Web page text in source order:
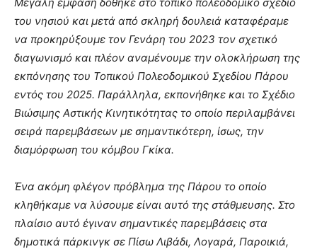
του νησιού και μετά από σκληρή δουλειά καταφέραμε
να προκηρύξουμε τον Γενάρη του 2023 τον σχετικό
διαγωνισμό και πλέον αναμένουμε την ολοκλήρωση της
εκπόνησης του Τοπικού Πολεοδομικού Σχεδίου Πάρου
εντός του 2025. Παράλληλα, εκπονήθηκε και το Σχέδιο
Βιώσιμης Αστικής Κινητικότητας το οποίο περιλαμβάνει
σειρά παρεμβάσεων με σημαντικότερη, ίσως, την
διαμόρφωση του κόμβου Γκίκα.
Ένα ακόμη φλέγον πρόβλημα της Πάρου το οποίο
κληθήκαμε να λύσουμε είναι αυτό της στάθμευσης. Στο
πλαίσιο αυτό έγιναν σημαντικές παρεμβάσεις στα
δημοτικά πάρκινγκ σε Πίσω Λιβάδι, Λογαρά, Παροικιά,